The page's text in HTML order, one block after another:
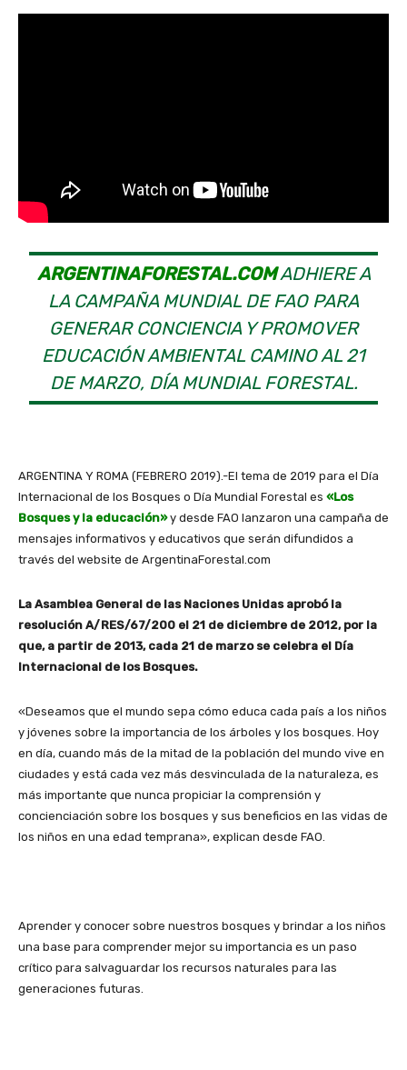
ARGENTINAFORESTAL.COMADHIERE A
LA CAMPAÑA MUNDIAL DE FAO PARA
GENERAR CONCIENCIA Y PROMOVER
EDUCACIÓN AMBIENTAL CAMINO AL 21
DE MARZO, DÍA MUNDIAL FORESTAL.
ARGENTINA Y ROMA (FEBRERO 2019).-El tema de 2019 para el Día
Internacional de los Bosques o Día Mundial Forestal es «Los
Bosques y la educación»y desde FAO lanzaron una campaña de
mensajes informativos y educativos que serán difundidos a
través del website de ArgentinaForestal.com
La Asamblea General de las Naciones Unidas aprobó la
resolución A/RES/67/200 el 21 de diciembre de 2012, por la
que, a partir de 2013, cada 21 de marzo se celebra el Día
Internacional de los Bosques.
«Deseamos que el mundo sepa cómo educa cada país a los niños
y jóvenes sobre la importancia de los árboles y los bosques. Hoy
en día, cuando más de la mitad de la población del mundo vive en
ciudades y está cada vez más desvinculada de la naturaleza, es
más importante que nunca propiciar la comprensión y
concienciación sobre los bosques y sus beneficios en las vidas de
los niños en una edad temprana», explican desde FAO.
Aprender y conocer sobre nuestros bosques y brindar a los niños
una base para comprender mejor su importancia es un paso
crítico para salvaguardar los recursos naturales para las
generaciones futuras.